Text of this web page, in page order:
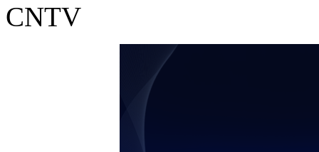
CNTV